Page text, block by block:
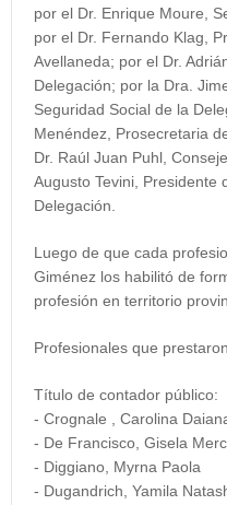
por el Dr. Enrique Moure,
por el Dr. Fernando Klag,
Avellaneda; por el Dr.
Delegación; por la Dra.
Seguridad Social de la
Menéndez, Prosecretaria
Dr. Raúl Juan Puhl,
Augusto Tevini, Presidente
Delegación.
Luego de que cada
Giménez los habilitó de
profesión en territorio
Profesionales que
Título de contador público:
- Crognale , Carolina
- De Francisco, Gisela
- Diggiano, Myrna Paola
- Dugandrich, Yamila